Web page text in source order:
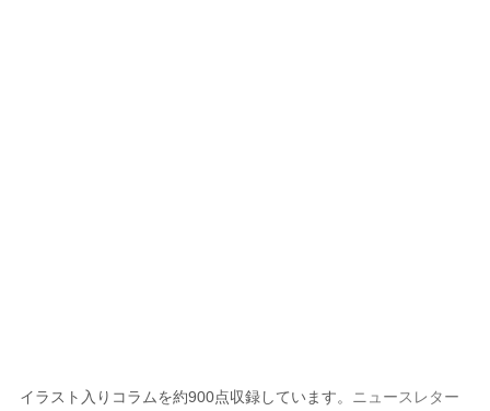
イラスト入りコラムを約900点収録しています。 ニュースレター